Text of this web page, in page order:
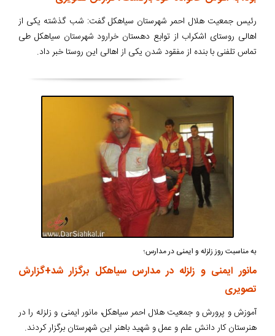
رئیس جمعیت هلال احمر شهرستان سیاهکل گفت: شب گذشته یکی از
اهالی روستای اشکراب از توابع دهستان خرارود شهرستان سیاهکل طی
تماس تلفنی با بنده از مفقود شدن یکی از اهالی این روستا خبر داد.
به مناسبت روز زلزله و ایمنی در مدارس؛
مانور ایمنی و زلزله در مدارس سیاهکل برگزار شد+گزارش
تصویری
آموزش و پرورش و جمعیت هلال احمر سیاهکل، مانور ایمنی و زلزله را در
هنرستان کار دانش علم و عمل و شهید باهنر این شهرستان برگزار کردند.